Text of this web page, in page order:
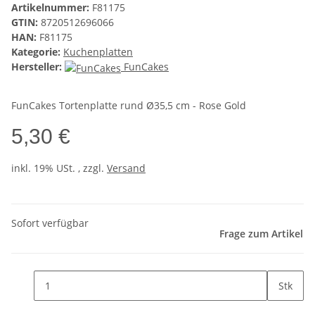
Artikelnummer: F81175
GTIN: 8720512696066
HAN: F81175
Kategorie: Kuchenplatten
Hersteller:
FunCakes
FunCakes Tortenplatte rund Ø35,5 cm - Rose Gold
5,30 €
inkl. 19% USt. , zzgl. Versand
Sofort verfügbar
Frage zum Artikel
Stk